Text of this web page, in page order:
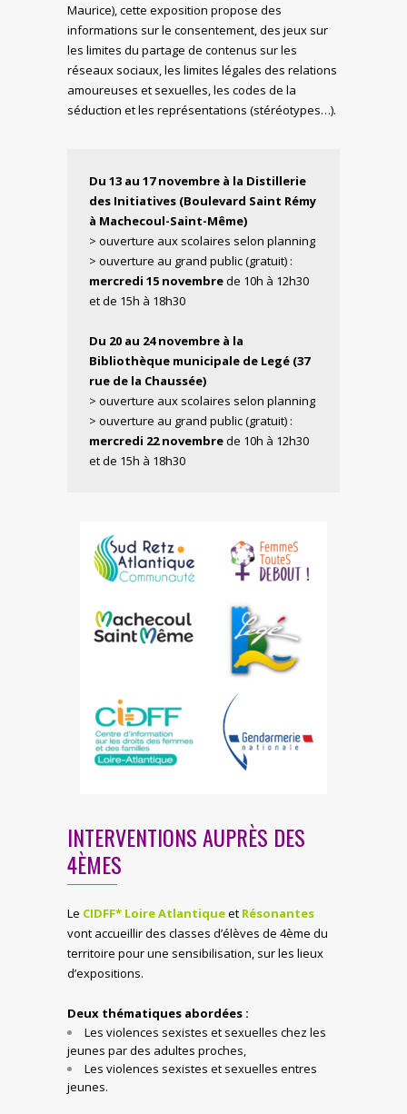
Maurice), cette exposition propose des
informations sur le consentement, des jeux sur
les limites du partage de contenus sur les
réseaux sociaux, les limites légales des relations
amoureuses et sexuelles, les codes de la
séduction et les représentations (stéréotypes…).
Du 13 au 17 novembre à la Distillerie
des Initiatives (Boulevard Saint Rémy
à Machecoul-Saint-Même)
> ouverture aux scolaires selon planning
> ouverture au grand public (gratuit) :
mercredi 15 novembrede 10h à 12h30
et de 15h à 18h30
Du 20 au 24 novembre à la
Bibliothèque municipale de Legé (37
rue de la Chaussée)
> ouverture aux scolaires selon planning
> ouverture au grand public (gratuit) :
mercredi 22 novembrede 10h à 12h30
et de 15h à 18h30
INTERVENTIONS AUPRÈS DES
4ÈMES
Le CIDFF* Loire Atlantiqueet Résonantes
vont accueillir des classes d’élèves de 4ème du
territoire pour une sensibilisation, sur les lieux
d’expositions.
Deux thématiques abordées :
Les violences sexistes et sexuelles chez les
jeunes par des adultes proches,
Les violences sexistes et sexuelles entres
jeunes.